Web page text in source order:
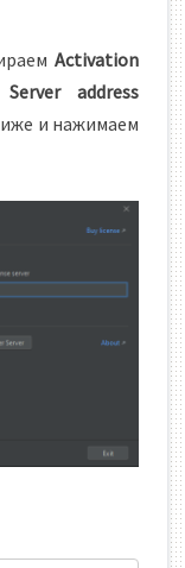
Activation
Server address
и нажимаем